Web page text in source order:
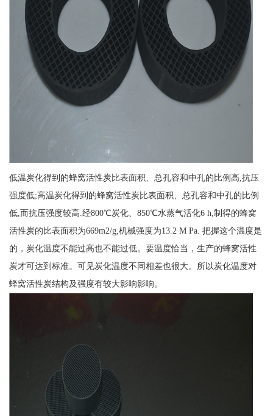
低温炭化得到的蜂窝活性炭比表面积、总孔容和中孔的比例高,抗压
强度低;高温炭化得到的蜂窝活性炭比表面积、总孔容和中孔的比例
低,而抗压强度较高.经800℃炭化、850℃水蒸气活化6 h,制得的蜂窝
活性炭的比表面积为669m2/g,机械强度为13.2 M Pa. 把握这个温度是
的，炭化温度不能过高也不能过低。要温度恰当，生产的蜂窝活性
炭才可达到标准。可见炭化温度不同相差也很大。所以炭化温度对
蜂窝活性炭结构及强度有较大影响影响。